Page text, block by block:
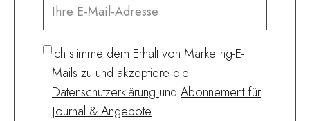
Ich stimme dem Erhalt von Marketing-E-
Mails zu und akzeptiere die
Datenschutzerklärung und Abonnement für
Journal & Angebote